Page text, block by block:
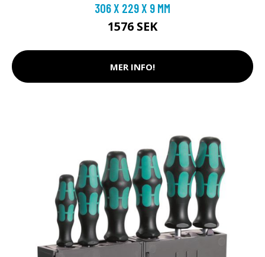
306 X 229 X 9 MM
1576 SEK
MER INFO!